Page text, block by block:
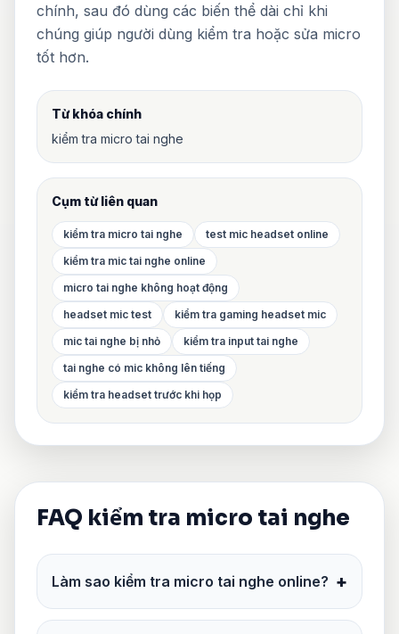
chính, sau đó dùng các biến thể dài chỉ khi
chúng giúp người dùng kiểm tra hoặc sửa micro
tốt hơn.
Từ khóa chính
kiểm tra micro tai nghe
Cụm từ liên quan
kiểm tra micro tai nghe
test mic headset online
kiểm tra mic tai nghe online
micro tai nghe không hoạt động
headset mic test
kiểm tra gaming headset mic
mic tai nghe bị nhỏ
kiểm tra input tai nghe
tai nghe có mic không lên tiếng
kiểm tra headset trước khi họp
FAQ kiểm tra micro tai nghe
Làm sao kiểm tra micro tai nghe online? +